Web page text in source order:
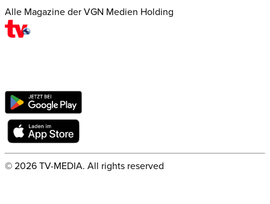
Alle Magazine der VGN Medien Holding
© 2026 TV-MEDIA. All rights reserved